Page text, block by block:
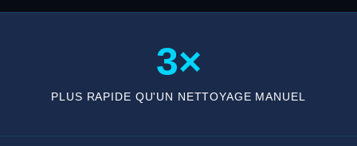
3×
PLUS RAPIDE QU'UN NETTOYAGE MANUEL